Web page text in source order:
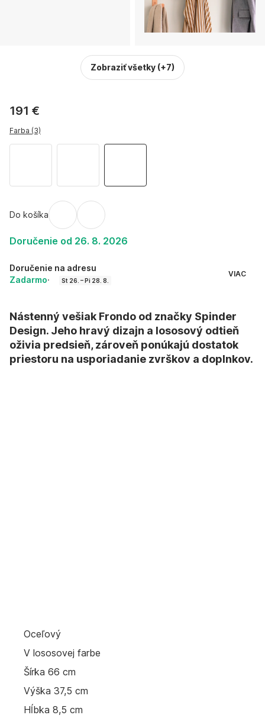
Zobraziť všetky (+7)
191 €
Farba (3)
Do košíka
Doručenie od 26. 8. 2026
Doručenie na adresu
Zadarmo· St 26. – Pi 28. 8.
VIAC
Nástenný vešiak Frondo od značky Spinder
Design. Jeho hravý dizajn a lososový odtieň
oživia predsieň, zároveň ponúkajú dostatok
priestoru na usporiadanie zvrškov a doplnkov.
Oceľový
V lososovej farbe
Šírka 66 cm
Výška 37,5 cm
Hĺbka 8,5 cm